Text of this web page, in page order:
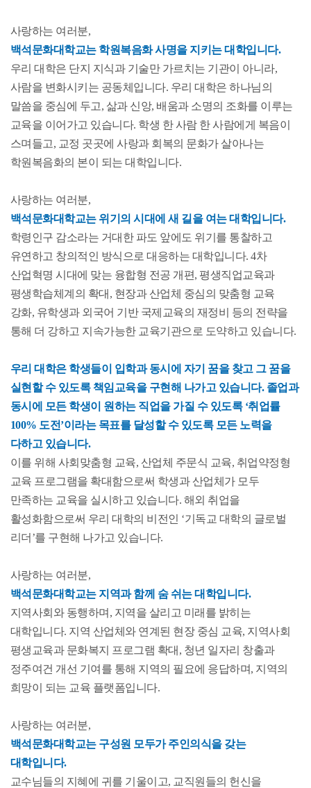
사랑하는 여러분,
백석문화대학교는 학원복음화 사명을 지키는 대학입니다.
우리 대학은 단지 지식과 기술만 가르치는 기관이 아니라,
사람을 변화시키는 공동체입니다. 우리 대학은 하나님의
말씀을 중심에 두고, 삶과 신앙, 배움과 소명의 조화를 이루는
교육을 이어가고 있습니다. 학생 한 사람 한 사람에게 복음이
스며들고, 교정 곳곳에 사랑과 회복의 문화가 살아나는
학원복음화의 본이 되는 대학입니다.
사랑하는 여러분,
백석문화대학교는 위기의 시대에 새 길을 여는 대학입니다.
학령인구 감소라는 거대한 파도 앞에도 위기를 통찰하고
유연하고 창의적인 방식으로 대응하는 대학입니다. 4차
산업혁명 시대에 맞는 융합형 전공 개편, 평생직업교육과
평생학습체계의 확대, 현장과 산업체 중심의 맞춤형 교육
강화, 유학생과 외국어 기반 국제교육의 재정비 등의 전략을
통해 더 강하고 지속가능한 교육기관으로 도약하고 있습니다.
우리 대학은 학생들이 입학과 동시에 자기 꿈을 찾고 그 꿈을
실현할 수 있도록 책임교육을 구현해 나가고 있습니다. 졸업과
동시에 모든 학생이 원하는 직업을 가질 수 있도록 ‘취업률
100% 도전’이라는 목표를 달성할 수 있도록 모든 노력을
다하고 있습니다.
이를 위해 사회맞춤형 교육, 산업체 주문식 교육, 취업약정형
교육 프로그램을 확대함으로써 학생과 산업체가 모두
만족하는 교육을 실시하고 있습니다. 해외 취업을
활성화함으로써 우리 대학의 비전인 ‘기독교 대학의 글로벌
리더’를 구현해 나가고 있습니다.
사랑하는 여러분,
백석문화대학교는 지역과 함께 숨 쉬는 대학입니다.
지역사회와 동행하며, 지역을 살리고 미래를 밝히는
대학입니다. 지역 산업체와 연계된 현장 중심 교육, 지역사회
평생교육과 문화복지 프로그램 확대, 청년 일자리 창출과
정주여건 개선 기여를 통해 지역의 필요에 응답하며, 지역의
희망이 되는 교육 플랫폼입니다.
사랑하는 여러분,
백석문화대학교는 구성원 모두가 주인의식을 갖는
대학입니다.
교수님들의 지혜에 귀를 기울이고, 교직원들의 헌신을